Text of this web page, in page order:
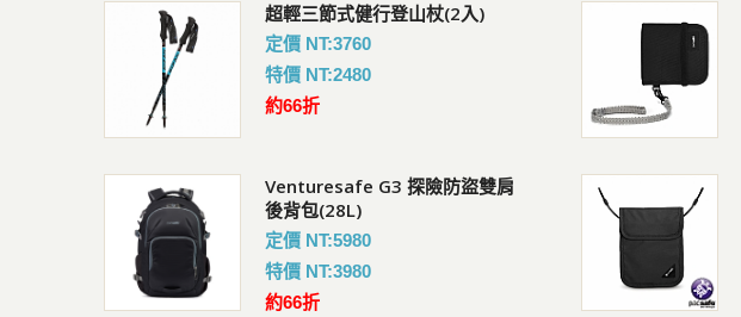
超輕三節式健行登山杖(2入)
定價 NT:3760
特價 NT:2480
約66折
Venturesafe G3 探險防盜雙肩
後背包(28L)
定價 NT:5980
特價 NT:3980
約66折
Coversafe V100 RFID貼身腰掛
暗袋
會員價 : 950
快扣鋼繩鎖
會員價 : 882